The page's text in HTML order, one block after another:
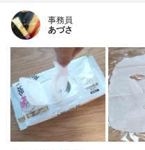
事務員
あづさ